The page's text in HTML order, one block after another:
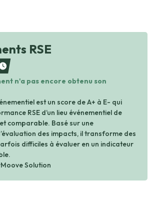
RSE
n'a pas encore obtenu son
est un score de A+ à E- qui
RSE d’un lieu événementiel de
comparable. Basé sur une
des impacts, il transforme des
difficiles à évaluer en un indicateur
Solution